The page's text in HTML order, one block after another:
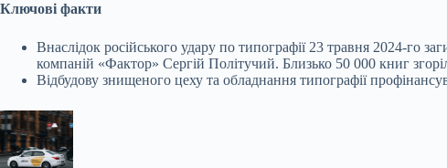
Ключові факти
Внаслідок російського удару по типографії 23 травня 2024-го
компаній «Фактор» Сергій Політучий. Близько 50 000 книг
Відбудову знищеного цеху та обладнання типографії